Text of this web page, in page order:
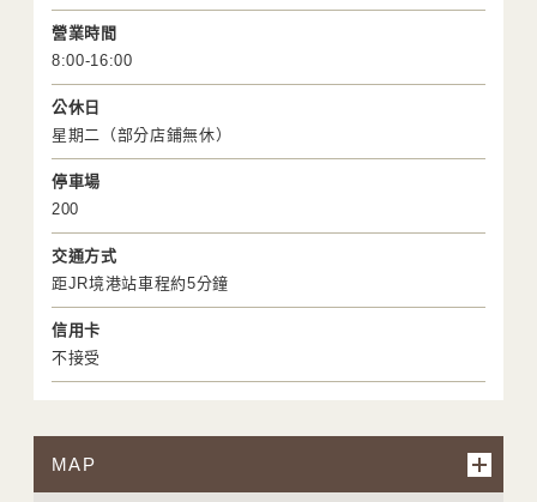
營業時間
8:00-16:00
公休日
星期二（部分店鋪無休）
停車場
200
交通方式
距JR境港站車程約5分鐘
信用卡
不接受
MAP